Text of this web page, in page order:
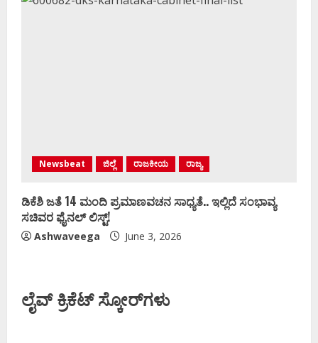
Newsbeat ಜಿಲ್ಲೆ ರಾಜಕೀಯ ರಾಜ್ಯ
ಡಿಕೆಶಿ ಜತೆ 14 ಮಂದಿ ಪ್ರಮಾಣವಚನ ಸಾಧ್ಯತೆ.. ಇಲ್ಲಿದೆ ಸಂಭಾವ್ಯ
ಸಚಿವರ ಫೈನಲ್ ಲಿಸ್ಟ್‌!
Ashwaveega June 3, 2026
ಲೈವ್ ಕ್ರಿಕೆಟ್ ಸ್ಕೋರ್‌ಗಳು